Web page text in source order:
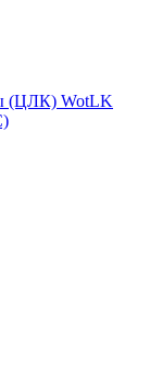
(ЦЛК) WotLK